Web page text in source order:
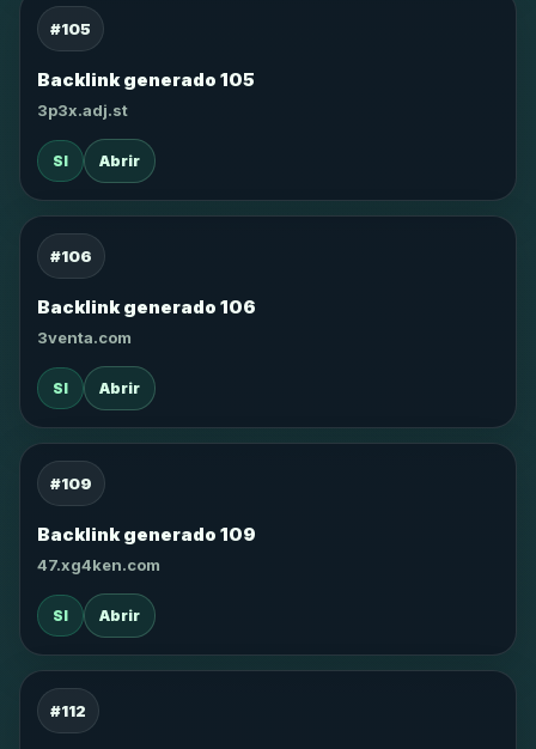
#105
Backlink generado 105
3p3x.adj.st
SI Abrir
#106
Backlink generado 106
3venta.com
SI Abrir
#109
Backlink generado 109
47.xg4ken.com
SI Abrir
#112